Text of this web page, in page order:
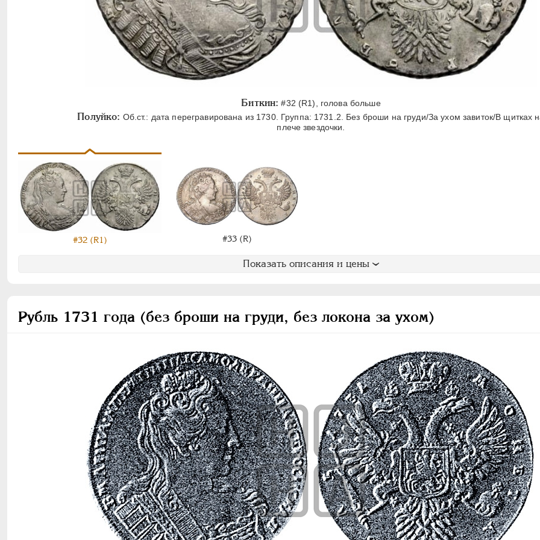
Биткин: #32 (R1), голова больше
Полуйко: Об.ст.: дата перегравирована из 1730. Группа: 1731.2. Без броши на груди/За ухом завиток/В щитках
плече звездочки.
#32 (R1) #33 (R)
Показать описания и цены
Рубль 1731 года (без броши на груди, без локона за ухом)